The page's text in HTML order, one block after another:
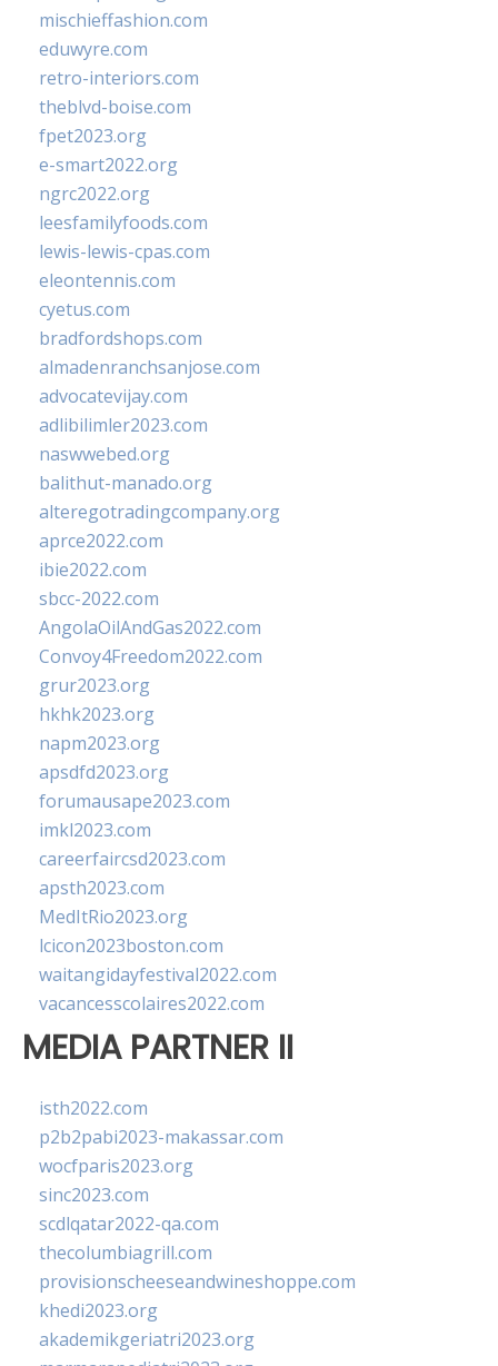
mischieffashion.com
eduwyre.com
retro-interiors.com
theblvd-boise.com
fpet2023.org
e-smart2022.org
ngrc2022.org
leesfamilyfoods.com
lewis-lewis-cpas.com
eleontennis.com
cyetus.com
bradfordshops.com
almadenranchsanjose.com
advocatevijay.com
adlibilimler2023.com
naswwebed.org
balithut-manado.org
alteregotradingcompany.org
aprce2022.com
ibie2022.com
sbcc-2022.com
AngolaOilAndGas2022.com
Convoy4Freedom2022.com
grur2023.org
hkhk2023.org
napm2023.org
apsdfd2023.org
forumausape2023.com
imkl2023.com
careerfaircsd2023.com
apsth2023.com
MedItRio2023.org
lcicon2023boston.com
waitangidayfestival2022.com
vacancesscolaires2022.com
MEDIA PARTNER II
isth2022.com
p2b2pabi2023-makassar.com
wocfparis2023.org
sinc2023.com
scdlqatar2022-qa.com
thecolumbiagrill.com
provisionscheeseandwineshoppe.com
khedi2023.org
akademikgeriatri2023.org